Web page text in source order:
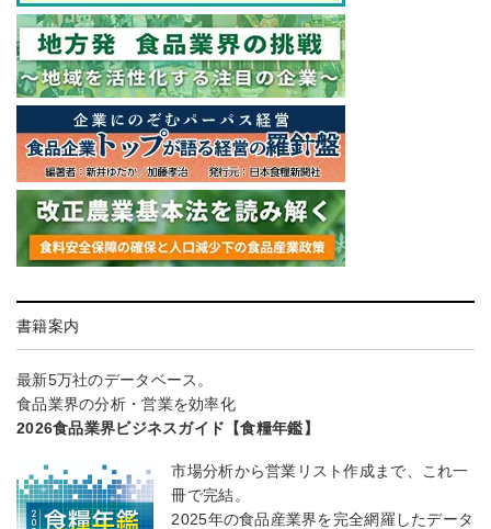
書籍案内
最新5万社のデータベース。
食品業界の分析・営業を効率化
2026食品業界ビジネスガイド【食糧年鑑】
市場分析から営業リスト作成まで、これ一
冊で完結。
2025年の食品産業界を完全網羅したデータ